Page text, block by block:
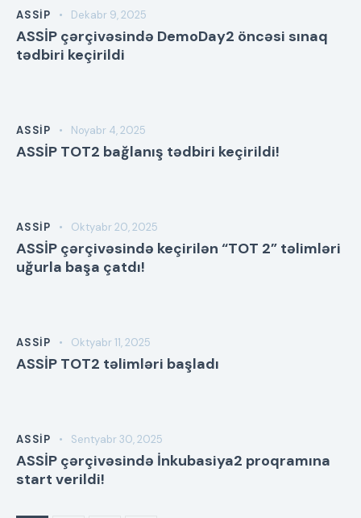
ASSİP Dekabr 9, 2025
ASSİP çərçivəsində DemoDay2 öncəsi sınaq
tədbiri keçirildi
ASSİP Noyabr 4, 2025
ASSİP TOT2 bağlanış tədbiri keçirildi!
ASSİP Oktyabr 20, 2025
ASSİP çərçivəsində keçirilən “TOT 2” təlimləri
uğurla başa çatdı!
ASSİP Oktyabr 11, 2025
ASSİP TOT2 təlimləri başladı
ASSİP Sentyabr 30, 2025
ASSİP çərçivəsində İnkubasiya2 proqramına
start verildi!